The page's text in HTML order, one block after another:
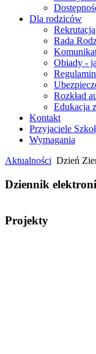
Dla rodziców
Rekrutacja
Rada
Obiady -
Rozkład
Edukacja
Kontakt
Przyjaciele
Wymagania
Aktualności Dzień
Dziennik
Projekty